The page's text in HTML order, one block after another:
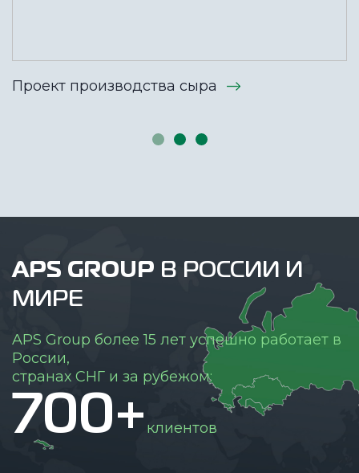
Проект производства сыра
APS GROUP В РОССИИ И
МИРЕ
APS Group более 15 лет успешно работает в
России,
странах СНГ и за рубежом:
700+ клиентов